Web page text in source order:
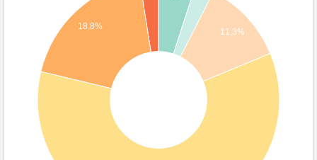
11,3%
18,8%